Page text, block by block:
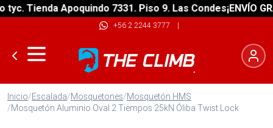
Tienda Apoquindo 7331. Piso 9. Las Condes¡ENVÍO
+56 2 2244 3777 |
Inicio/Escalada/Mosquetones/Mosquetón HMS
/Mosquetón Aluminio Oval 2 Tiempos 25kN Óliba Twist Lock